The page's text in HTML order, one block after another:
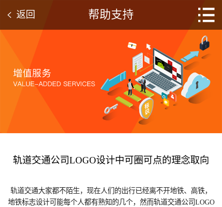
帮助支持
返回
轨道交通公司LOGO设计中可圈可点的理念取向
轨道交通大家都不陌生，现在人们的出行已经离不开地铁、高铁，
地铁标志设计可能每个人都有熟知的几个，然而轨道交通公司LOGO